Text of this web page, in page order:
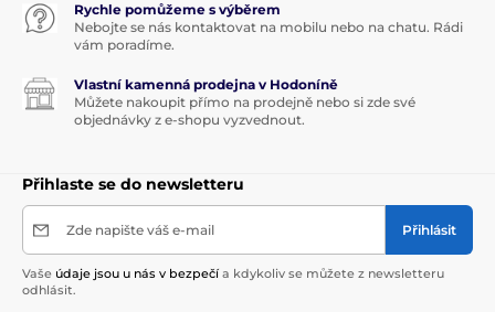
Rychle pomůžeme s výběrem
Nebojte se nás kontaktovat na mobilu nebo na chatu. Rádi
vám poradíme.
Vlastní kamenná prodejna v Hodoníně
Můžete nakoupit přímo na prodejně nebo si zde své
objednávky z e-shopu vyzvednout.
Přihlaste se do newsletteru
Zde napište váš e-mail Přihlásit
Vaše údaje jsou u nás v bezpečí a kdykoliv se můžete z newsletteru
odhlásit.